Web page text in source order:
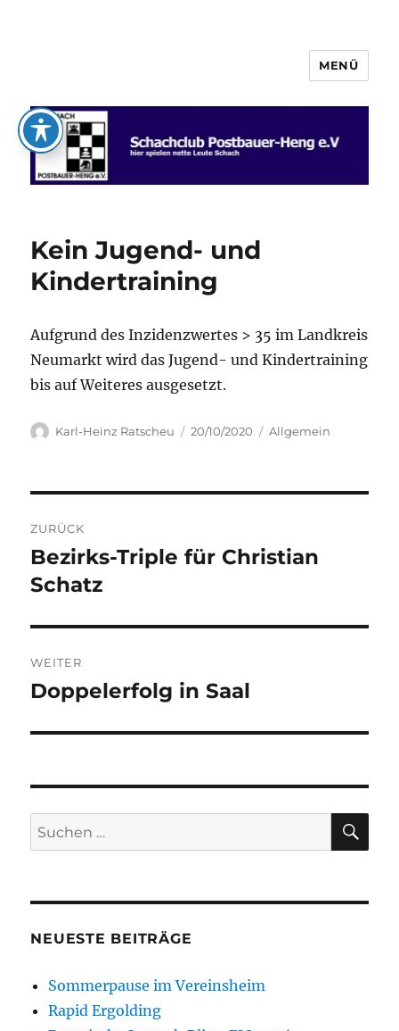
Schachclub Postbauer-Heng e.V.
MENÜ
Kein Jugend- und
Kindertraining
Aufgrund des Inzidenzwertes > 35 im Landkreis
Neumarkt wird das Jugend- und Kindertraining
bis auf Weiteres ausgesetzt.
Autor
Karl-Heinz Ratscheu
Veröffentlicht
20/10/2020 Kategorien
Allgemein
ZURÜCK
Vorheriger
Beitrag:
Bezirks-Triple für Christian
Schatz
WEITER
Nächster
Doppelerfolg in Saal
Suchen
nach:
NEUESTE BEITRÄGE
Sommerpause im Vereinsheim
Rapid Ergolding